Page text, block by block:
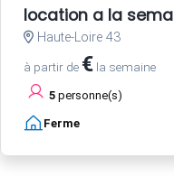
location a la
Haute-Loire 43
à partir de € la semaine
5 personne(s)
Ferme